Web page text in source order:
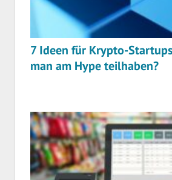
7 Ideen für Krypto-
man am Hype teilhaben?